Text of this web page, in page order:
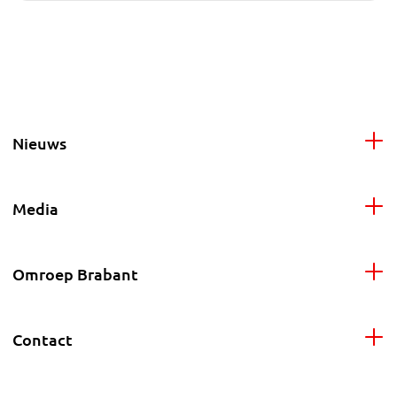
Nieuws
Media
Omroep Brabant
Contact